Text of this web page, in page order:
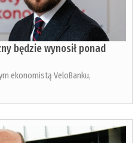
będzie wynosił ponad
ekonomistą VeloBanku,